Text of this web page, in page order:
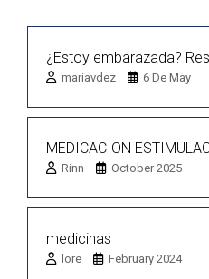
¿Estoy embarazada?
mariavdez 6 De May
MEDICACION
Rinn October 2025
medicinas
lore February 2024